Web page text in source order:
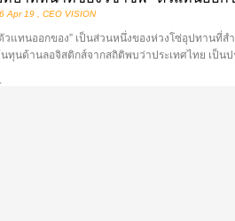
Apr 19 , CEO VISION
วแทนออกของ” เป็นส่วนหนึ่งของห่วงโซ่อุปทานที่ส
ทุนด้านลอจิสติกส์จากสถิติพบว่าประเทศไทย เป็น